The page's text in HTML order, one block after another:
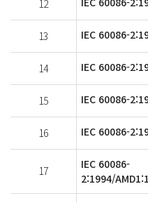
12
13 IEC 60086-
14 IEC 60086-
15 IEC 60086-
16 IEC 60086-
17
IEC 60086-
2:1994/